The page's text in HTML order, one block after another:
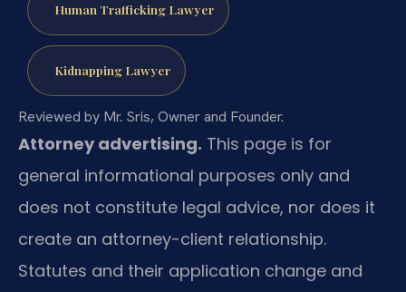
Human Trafficking Lawyer
Kidnapping Lawyer
Reviewed by Mr. Sris, Owner and Founder.
Attorney advertising. This page is for
general informational purposes only and
does not constitute legal advice, nor does it
create an attorney-client relationship.
Statutes and their application change and